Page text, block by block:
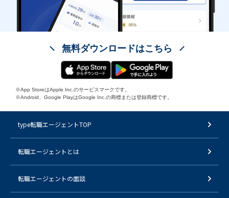
無料ダウンロードはこちら
※App StoreはApple Inc.のサービスマークです。
※Android、Google PlayはGoogle Inc.の商標または登録商標です。
type転職エージェントTOP
転職エージェントとは
転職エージェントの面談